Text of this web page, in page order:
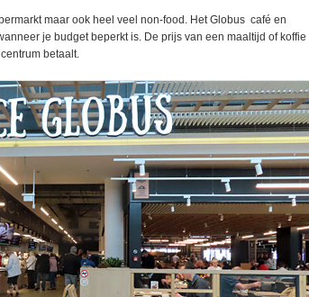
maar ook heel veel non-food. Het Globus café en
je budget beperkt is. De prijs van een maaltijd of koffie
betaalt.